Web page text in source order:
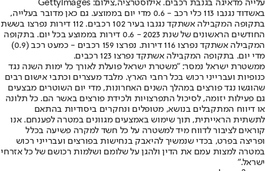
עלייה מדאיגה בגנבת רכבים. אילוסטרציה,צילום: GettyImages
באשדוד נגנבו 113 כלי רכב - 0.6 מדי יום בממוצע. גם כאן מדובר בעלייה,
בתקופה המקבילה אשתקד נגנבו בעיר 102 רכבים. 112 דירות נפרצו בששת
החודשים הראשונים של שנת 2023 - 0.6 דירות בממוצע בכל יום. בתקופה
המקבילה אשתקד נפרצו 116 דירות. נפרצו 159 רכבים - כמעט רכב (0.9)
מדי יום. בתקופה המקבילה אשתקד נפרצו 123 רכבים.
ממשטרת ישראל נמסר: "משטרת ישראל פועלת לאורך כל ימות השנה נגד
כנופיות ועברייני רכוש בכל רחבי הארץ. מלבד מעצרים וכתבי אישום רבים
שהוגשו נגד פורצים במהלך השנים האחרונות, מדי יום השוטרים מבצעים
גם פעילות יזומה, לסיכול התפרצויות ולכידת פורצים באשר הם. כל תלונה
או דיווח המתקבלים בנושא, מטופלים ונחקרים ביסודיות בהתאם
לתשתית הראייתית, תוך שימוש באמצעים מגוונים במטרה לפענחם. אנו
קוראים לציבור לדווח מיד למשטרה על כל חשד למקרה פשיעה בכלל
ופריצה בפרט, בכדי שנמשיך להיאבק בנחישות בפורצים ועברייני רכוש
במטרה למצות עמם את הדין ולהגן על שלומם ושלמות רכושם של כל אזרחי
ישראל."